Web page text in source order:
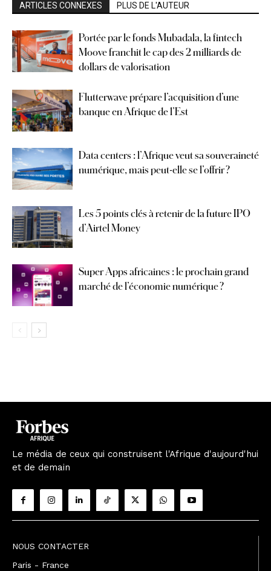
ARTICLES CONNEXES PLUS DE L'AUTEUR
Portée par le fonds Mubadala, la fintech
Moove franchit le cap des 2 milliards de
dollars de valorisation
Flutterwave prépare l’acquisition d’une
banque en Afrique de l’Est
Data centers : l’Afrique veut sa souveraineté
numérique, mais peut-elle se l’offrir ?
Les 5 points clés à retenir de la future IPO
d’Airtel Money
Super Apps africaines : le prochain grand
marché de l’économie numérique ?
Le média de ceux qui construisent l'Afrique d'aujourd'hui
et de demain
NOUS CONTACTER
Paris - France